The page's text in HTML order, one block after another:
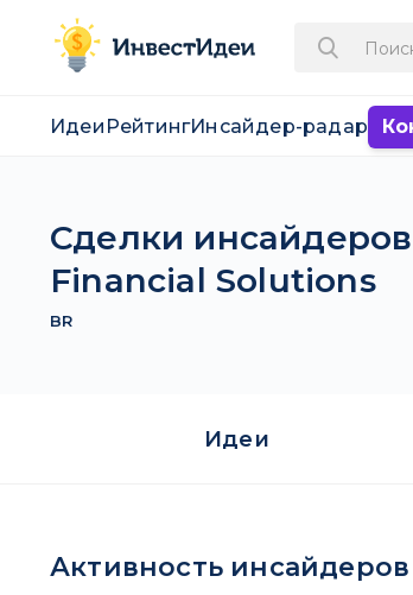
Идеи РейтингИнсайдер-радар
Сделки
Financial Solutions
BR
Идеи
Активность инсайдеров